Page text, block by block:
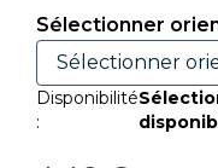
Sélectionner
Disponibilité
: